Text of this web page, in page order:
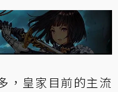
，皇家目前的主流